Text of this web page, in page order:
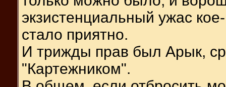
экзистенциальный ужас
стало приятно.
И трижды прав был Арык,
"Картежником".